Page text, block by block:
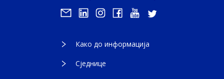
Како до информација
Сједнице